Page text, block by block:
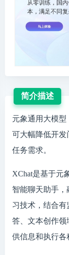
简介描述
元象通用大模型
可大幅降低开发
任务需求。
XChat是基于元
智能聊天助手
习技术，结合
答、文本创作领
供信息和执行各